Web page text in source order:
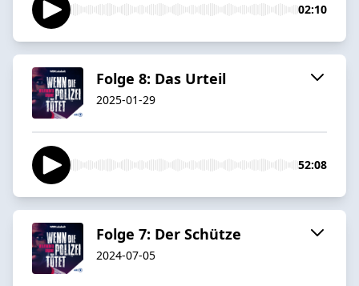
02:10
Folge 8: Das Urteil
2025-01-29
52:08
Folge 7: Der Schütze
2024-07-05